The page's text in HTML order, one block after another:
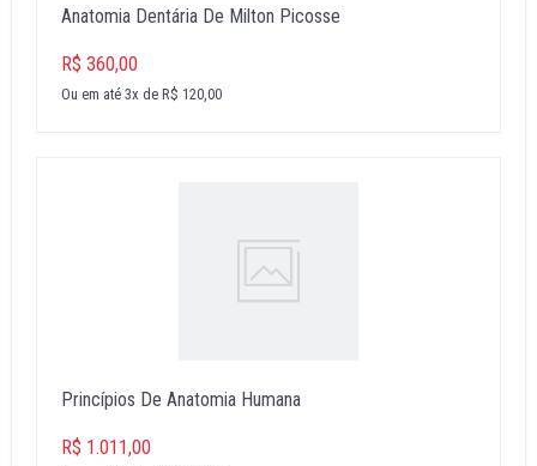
Anatomia Dentária De Milton Picosse
R$ 360,00
Ou em até 3x de R$ 120,00
Princípios De Anatomia Humana
R$ 1.011,00